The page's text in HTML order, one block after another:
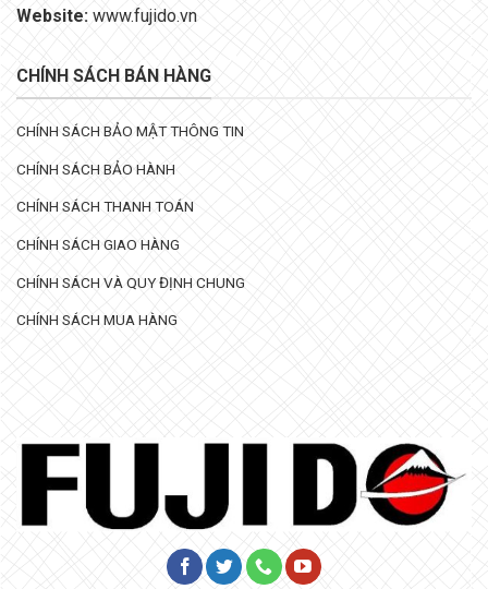
Website: www.fujido.vn
CHÍNH SÁCH BÁN HÀNG
CHÍNH SÁCH BẢO MẬT THÔNG TIN
CHÍNH SÁCH BẢO HÀNH
CHÍNH SÁCH THANH TOÁN
CHÍNH SÁCH GIAO HÀNG
CHÍNH SÁCH VÀ QUY ĐỊNH CHUNG
CHÍNH SÁCH MUA HÀNG